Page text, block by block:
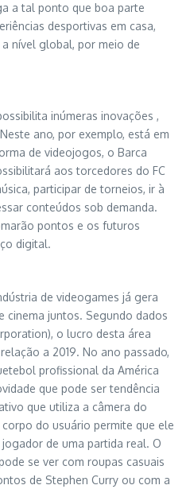
a tal ponto que boa parte
desportivas em casa,
nível global, por meio de
inúmeras inovações ,
ano, por exemplo, está em
de videojogos, o Barca
aos torcedores do FC
participar de torneios, ir à
conteúdos sob demanda.
pontos e os futuros
digital.
de videogames já gera
cinema juntos. Segundo dados
o lucro desta área
a 2019. No ano passado,
profissional da América
que pode ser tendência
que utiliza a câmera do
do usuário permite que ele
de uma partida real. O
se ver com roupas casuais
de Stephen Curry ou com a